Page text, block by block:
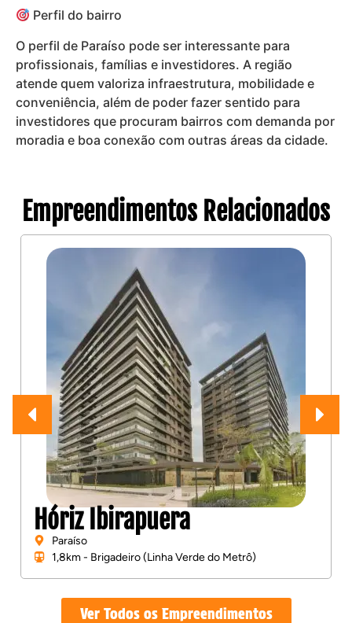
Perfil do bairro
O perfil de Paraíso pode ser interessante para
profissionais, famílias e investidores. A região
atende quem valoriza infraestrutura, mobilidade e
conveniência, além de poder fazer sentido para
investidores que procuram bairros com demanda por
moradia e boa conexão com outras áreas da cidade.
Empreendimentos Relacionados
Hóriz Ibirapuera
Paraíso
1,8km - Brigadeiro (Linha Verde do Metrô)
Ver Todos os Empreendimentos